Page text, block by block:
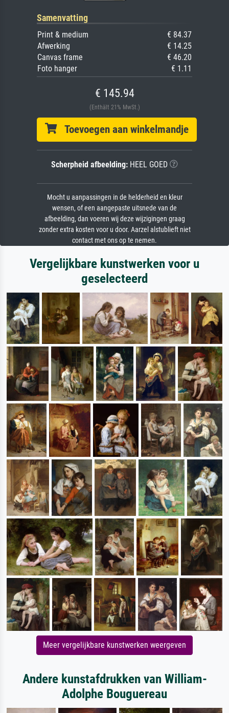
Samenvatting
Print & medium
€ 84.37
Afwerking
€ 14.25
Canvas frame
€ 46.20
Foto hanger
€ 1.11
€ 145.94
(Enthält 21% MwSt.)
Toevoegen aan winkelmandje
Scherpheid afbeelding: HEEL GOED
Mocht u aanpassingen in de helderheid en kleur
wensen, of een aangepaste uitsnede van de
afbeelding, dan voeren wij deze wijzigingen graag
zonder extra kosten voor u door. Aarzel alstublieft niet
contact met ons op te nemen.
Vergelijkbare kunstwerken voor u
geselecteerd
Meer vergelijkbare kunstwerken weergeven
Andere kunstafdrukken van William-
Adolphe Bouguereau